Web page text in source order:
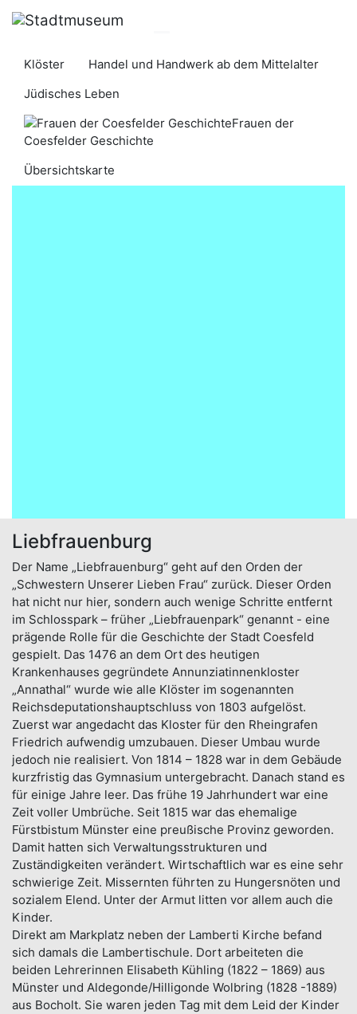
Klöster
Handel und Handwerk ab dem Mittelalter
​​​​​​​​​​Jüdisches Leben​​​​​​​
Frauen der
Coesfelder Geschichte
Übersichtskarte
Liebfrauenburg
Der Name „Liebfrauenburg“ geht auf den Orden der
„Schwestern Unserer Lieben Frau“ zurück. Dieser Orden
hat nicht nur hier, sondern auch wenige Schritte entfernt
im Schlosspark – früher „Liebfrauenpark“ genannt - eine
prägende Rolle für die Geschichte der Stadt Coesfeld
gespielt. Das 1476 an dem Ort des heutigen
Krankenhauses gegründete Annunziatinnenkloster
„Annathal“ wurde wie alle Klöster im sogenannten
Reichsdeputationshauptschluss von 1803 aufgelöst.
Zuerst war angedacht das Kloster für den Rheingrafen
Friedrich aufwendig umzubauen. Dieser Umbau wurde
jedoch nie realisiert. Von 1814 – 1828 war in dem Gebäude
kurzfristig das Gymnasium untergebracht. Danach stand es
für einige Jahre leer. Das frühe 19 Jahrhundert war eine
Zeit voller Umbrüche. Seit 1815 war das ehemalige
Fürstbistum Münster eine preußische Provinz geworden.
Damit hatten sich Verwaltungsstrukturen und
Zuständigkeiten verändert. Wirtschaftlich war es eine sehr
schwierige Zeit. Missernten führten zu Hungersnöten und
sozialem Elend. Unter der Armut litten vor allem auch die
Kinder.
Direkt am Markplatz neben der Lamberti Kirche befand
sich damals die Lambertischule. Dort arbeiteten die
beiden Lehrerinnen Elisabeth Kühling (1822 – 1869) aus
Münster und Aldegonde/Hilligonde Wolbring (1828 -1889)
aus Bocholt. Sie waren jeden Tag mit dem Leid der Kinder